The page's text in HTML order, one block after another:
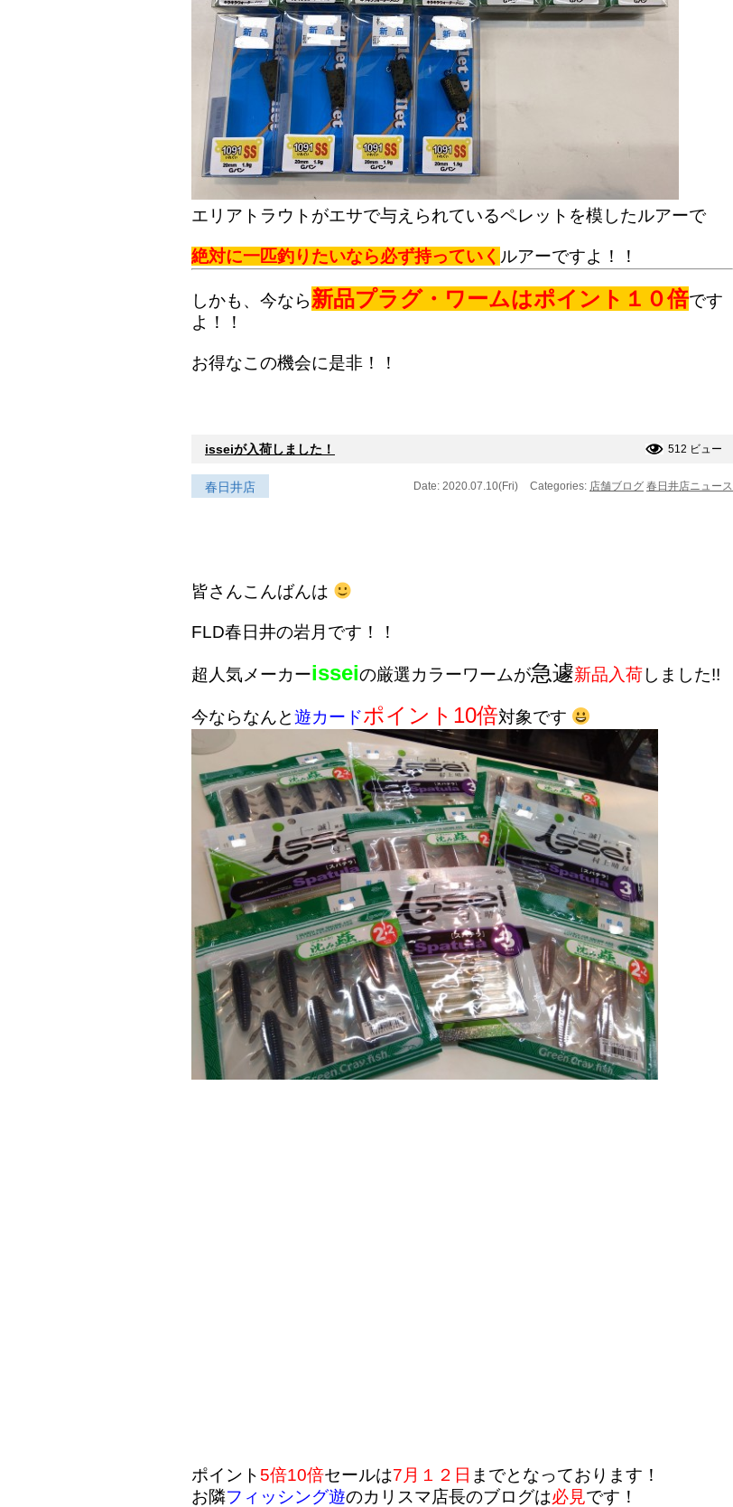
エリアトラウトがエサで与えられているペレットを模したルアーで
絶対に一匹釣りたいなら必ず持っていく ルアーですよ！！
しかも、今なら新品プラグ・ワームはポイント１０倍です
よ！！
お得なこの機会に是非！！
isseiが入荷しました！ 512 ビュー
春日井店 Date: 2020.07.10(Fri) Categories: 店舗ブログ 春日井店ニュース
皆さんこんばんは
FLD春日井の岩月です！！
超人気メーカーisseiの厳選カラーワームが急遽新品入荷しました!!
今ならなんと遊カードポイント10倍対象です
ポイント 5倍10倍セールは7月１２日 までとなっております！
お隣フィッシング遊のカリスマ店長のブログは必見です！